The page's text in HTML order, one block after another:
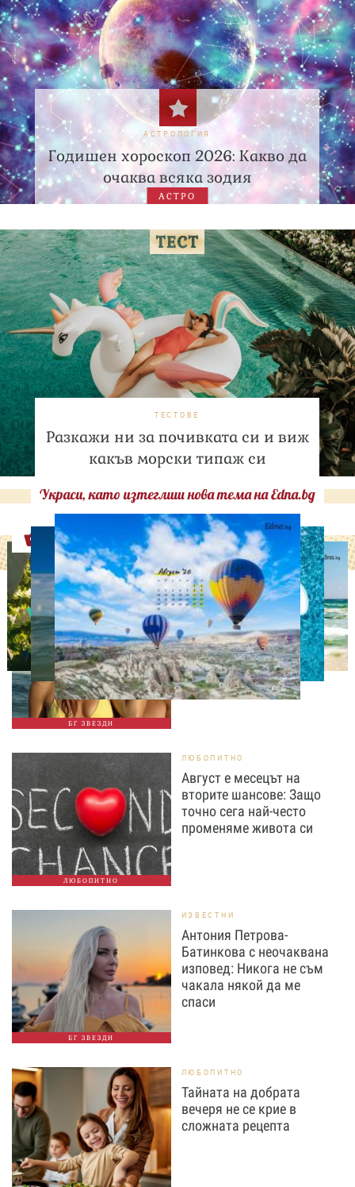
АСТРОЛОГИЯ
Годишен хороскоп 2026: Какво да
очаква всяка зодия
АСТРО
ТЕСТОВЕ
Разкажи ни за почивката си и виж
какъв морски типаж си
Украси, като изтеглиш нова тема на Edna.bg
Оферти
БГ ЗВЕЗДИ
СВОБОДНО ВРЕМЕ
Палатка под звездите!
Юлиан Костов и Мирела
Илиева избраха най-
романтичната почивка
ЛЮБОПИТНО
ЛЮБОПИТНО
Август е месецът на
вторите шансове: Защо
точно сега най-често
променяме живота си
БГ ЗВЕЗДИ
ИЗВЕСТНИ
Антония Петрова-
Батинкова с неочаквана
изповед: Никога не съм
чакала някой да ме
спаси
ЛЮБОПИТНО
Тайната на добрата
вечеря не се крие в
сложната рецепта